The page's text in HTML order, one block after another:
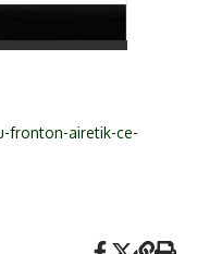
fronton-airetik-ce-